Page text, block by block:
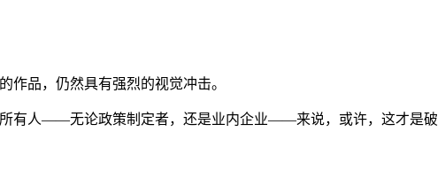
作品，仍然具有强烈的视觉冲击。
有人——无论政策制定者，还是业内企业——来说，或许，这才是破